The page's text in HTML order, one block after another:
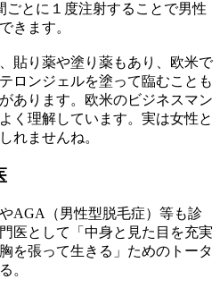
ごとに１度注射することで男性
きます。
貼り薬や塗り薬もあり、欧米で
ロンジェルを塗って臨むことも
あります。欧米のビジネスマン
く理解しています。実は女性と
れませんね。
AGA（男性型脱毛症）等も診
医として「中身と見た目を充実
を張って生きる」ためのトータ
。